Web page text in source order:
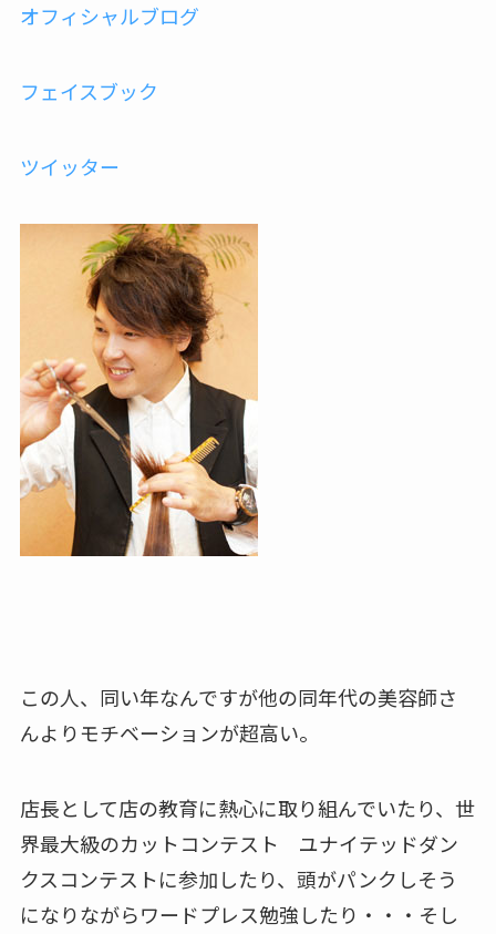
オフィシャルブログ
フェイスブック
ツイッター
この人、同い年なんですが他の同年代の美容師さ
んよりモチベーションが超高い。
店長として店の教育に熱心に取り組んでいたり、世
界最大級のカットコンテスト ユナイテッドダン
クスコンテストに参加したり、頭がパンクしそう
になりながらワードプレス勉強したり・・・そし